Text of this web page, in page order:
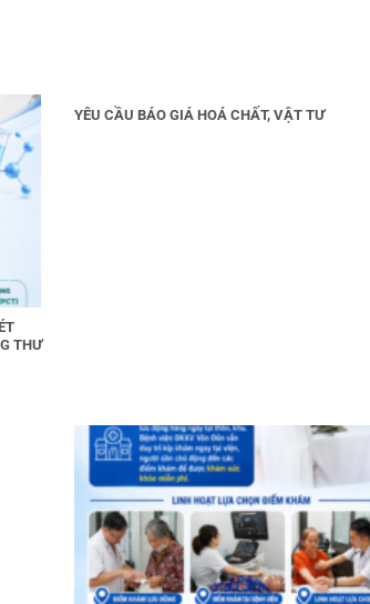
THƯ
YÊU CẦU BÁO GIÁ HOÁ CHẤT, VẬT TƯ